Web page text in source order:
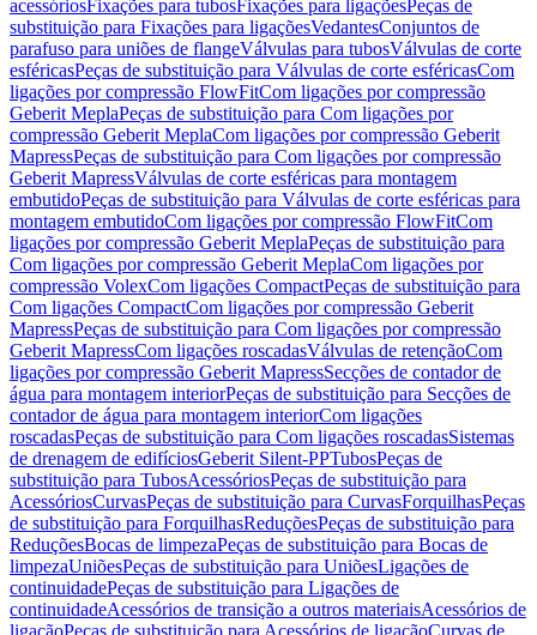
acessóriosFixações para tubosFixações para ligaçõesPeças de
substituição para Fixações para ligaçõesVedantesConjuntos de
parafuso para uniões de flangeVálvulas para tubosVálvulas de corte
esféricasPeças de substituição para Válvulas de corte esféricasCom
ligações por compressão FlowFitCom ligações por compressão
Geberit MeplaPeças de substituição para Com ligações por
compressão Geberit MeplaCom ligações por compressão Geberit
MapressPeças de substituição para Com ligações por compressão
Geberit MapressVálvulas de corte esféricas para montagem
embutidoPeças de substituição para Válvulas de corte esféricas para
montagem embutidoCom ligações por compressão FlowFitCom
ligações por compressão Geberit MeplaPeças de substituição para
Com ligações por compressão Geberit MeplaCom ligações por
compressão VolexCom ligações CompactPeças de substituição para
Com ligações CompactCom ligações por compressão Geberit
MapressPeças de substituição para Com ligações por compressão
Geberit MapressCom ligações roscadasVálvulas de retençãoCom
ligações por compressão Geberit MapressSecções de contador de
água para montagem interiorPeças de substituição para Secções de
contador de água para montagem interiorCom ligações
roscadasPeças de substituição para Com ligações roscadasSistemas
de drenagem de edifíciosGeberit Silent-PPTubosPeças de
substituição para TubosAcessóriosPeças de substituição para
AcessóriosCurvasPeças de substituição para CurvasForquilhasPeças
de substituição para ForquilhasReduçõesPeças de substituição para
ReduçõesBocas de limpezaPeças de substituição para Bocas de
limpezaUniõesPeças de substituição para UniõesLigações de
continuidadePeças de substituição para Ligações de
continuidadeAcessórios de transição a outros materiaisAcessórios de
ligaçãoPeças de substituição para Acessórios de ligaçãoCurvas de